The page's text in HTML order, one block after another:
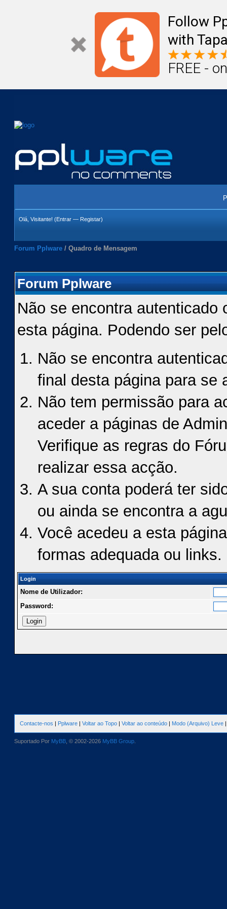
Follow
with
FREE -
Olá, Visitante! (Entrar — Registar)
Forum Pplware / Quadro de Mensagem
Forum Pplware
Não se encontra autenticado
esta página. Podendo ser
Não se encontra
final desta página para se
Não tem permissão para
aceder a páginas de
Verifique as regras do
realizar essa acção.
A sua conta poderá ter
ou ainda se encontra a
Você acedeu a esta
formas adequada ou links.
Login
Nome de Utilizador:
Password:
Contacte-nos | Pplware | Voltar ao Topo | Voltar ao conteúdo | Modo (Arquivo) Leve
Suportado Por MyBB , © 2002-2026 MyBB Group